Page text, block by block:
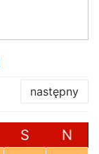
następny
S N